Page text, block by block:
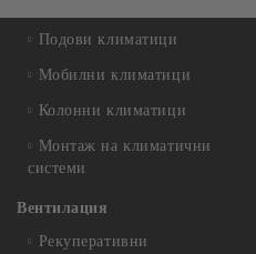
Подови климатици
Мобилни климатици
Колонни климатици
Монтаж на климатични
системи
Вентилация
Рекуперативни